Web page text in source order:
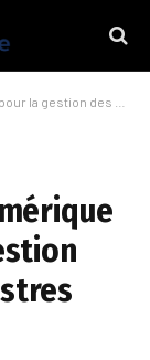
compétitions équestres